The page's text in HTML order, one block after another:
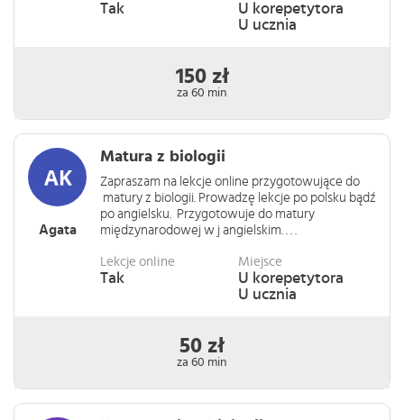
Tak
U korepetytora
U ucznia
150 zł
za 60 min
Agata
Matura z biologii
Zapraszam na lekcje online przygotowujące do
matury z biologii. Prowadzę lekcje po polsku bądź
po angielsku. Przygotowuje do matury
międzynarodowej w j angielskim. . . .
Lekcje online
Tak
Miejsce
U korepetytora
U ucznia
50 zł
za 60 min